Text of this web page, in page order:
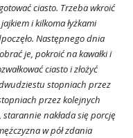
ciasto. Trzeba wkroić
i kilkoma łyżkami
Następnego dnia
je, pokroić na kawałki i
ciasto i złożyć
stopniach przez
przez kolejnych
nakłada się porcję
w pół zdania